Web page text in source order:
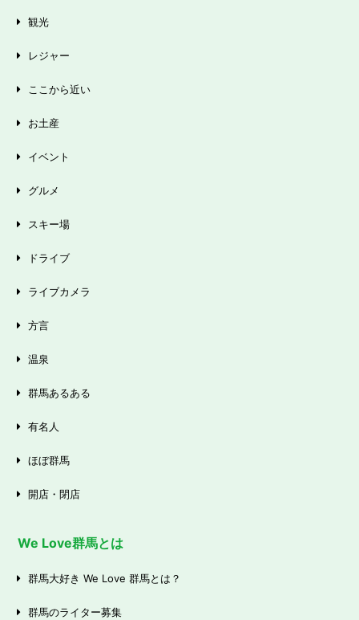
観光
レジャー
ここから近い
お土産
イベント
グルメ
スキー場
ドライブ
ライブカメラ
方言
温泉
群馬あるある
有名人
ほぼ群馬
開店・閉店
We Love群馬とは
群馬大好き We Love 群馬とは？
群馬のライター募集